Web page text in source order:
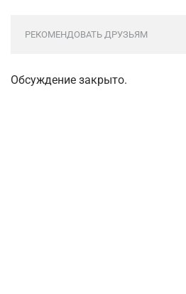
РЕКОМЕНДОВАТЬ ДРУЗЬЯМ
Обсуждение закрыто.